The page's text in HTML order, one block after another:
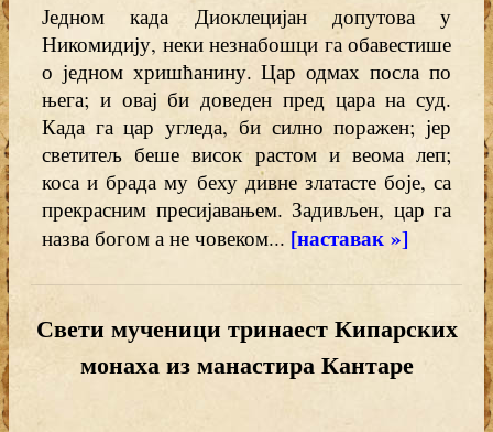
Једном када Диоклецијан допутова у
Никомидију, неки незнабошци га обавестише
о једном хришћанину. Цар одмах посла по
њега; и овај би доведен пред цара на суд.
Када га цар угледа, би силно поражен; јер
светитељ беше висок растом и веома леп;
коса и брада му беху дивне златасте боје, са
прекрасним пресијавањем. Задивљен, цар га
назва богом а не човеком... [наставак »]
Свети мученици тринаест Кипарских
монаха из манастира Кантаре